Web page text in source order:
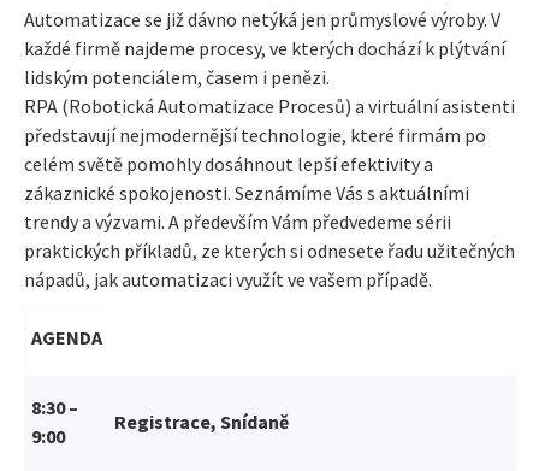
Automatizace se již dávno netýká jen průmyslové výroby. V
každé firmě najdeme procesy, ve kterých dochází k plýtvání
lidským potenciálem, časem i penězi.
RPA (Robotická Automatizace Procesů) a virtuální asistenti
představují nejmodernější technologie, které firmám po
celém světě pomohly dosáhnout lepší efektivity a
zákaznické spokojenosti. Seznámíme Vás s aktuálními
trendy a výzvami. A především Vám předvedeme sérii
praktických příkladů, ze kterých si odnesete řadu užitečných
nápadů, jak automatizaci využít ve vašem případě.
AGENDA
8:30 –
9:00
Registrace, Snídaně